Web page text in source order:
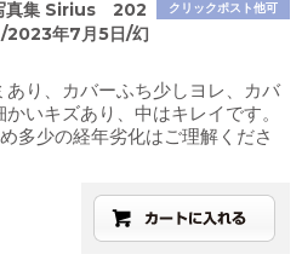
クリックポスト他可
真集 Sirius 202
2023年7月5日/幻
あり、カバーふち少しヨレ、カバ
いキズあり、中はキレイです。
多少の経年劣化はご理解くださ